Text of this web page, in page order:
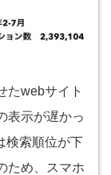
たwebサイト
表示が遅かっ
検索順位が下
ため、スマホ